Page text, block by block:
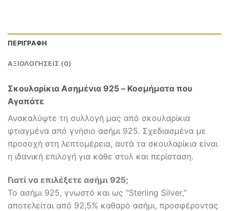
ΠΕΡΙΓΡΑΦΉ
ΑΞΙΟΛΟΓΉΣΕΙΣ (0)
Σκουλαρίκια Ασημένια 925 – Κοσμήματα που
Αγαπάτε
Ανακαλύψτε τη συλλογή μας από σκουλαρίκια
φτιαγμένα από γνήσιο ασήμι 925. Σχεδιασμένα με
προσοχή στη λεπτομέρεια, αυτά τα σκουλαρίκια είναι
η ιδανική επιλογή για κάθε στυλ και περίσταση.
Γιατί να επιλέξετε ασήμι 925;
Το ασήμι 925, γνωστό και ως “Sterling Silver,”
αποτελείται από 92,5% καθαρό ασήμι, προσφέροντας